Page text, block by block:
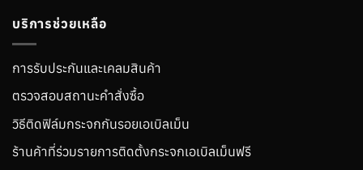
บริการช่วยเหลือ
การรับประกันและเคลมสินค้า
ตรวจสอบสถานะคำสั่งซื้อ
วิธีติดฟิล์มกระจกกันรอยเอเบิลเม็น
ร้านค้าที่ร่วมรายการติดตั้งกระจกเอเบิลเม็นฟรี